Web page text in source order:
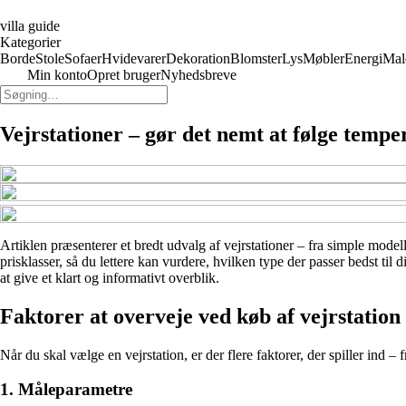
villa guide
Kategorier
BordeStoleSofaerHvidevarerDekorationBlomsterLysMøblerEnergi
Min kontoOpret brugerNyhedsbreve
Vejrstationer – gør det nemt at følge
Artiklen præsenterer et bredt udvalg af vejrstationer – fra simple
prisklasser, så du lettere kan vurdere, hvilken type der passer bedst
at give et klart og informativt overblik.
Faktorer at overveje ved køb af vejrstation
Når du skal vælge en vejrstation, er der flere faktorer, der spiller ind
1. Måleparametre